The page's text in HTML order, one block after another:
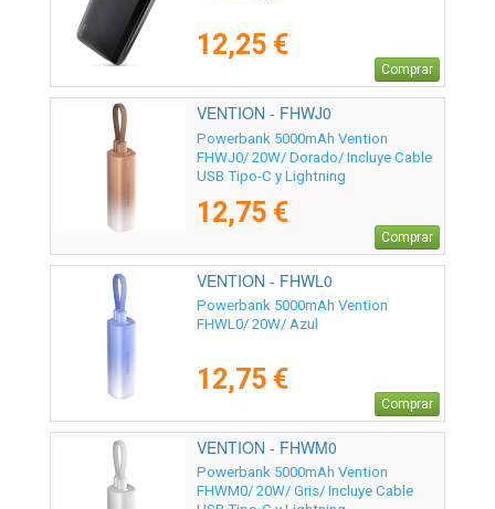
12,25 €
Comprar
VENTION - FHWJ0
Powerbank 5000mAh Vention
FHWJ0/ 20W/ Dorado/ Incluye Cable
USB Tipo-C y Lightning
12,75 €
Comprar
VENTION - FHWL0
Powerbank 5000mAh Vention
FHWL0/ 20W/ Azul
12,75 €
Comprar
VENTION - FHWM0
Powerbank 5000mAh Vention
FHWM0/ 20W/ Gris/ Incluye Cable